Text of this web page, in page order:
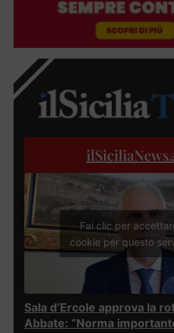
ilSiciliaNews
Fai clic per
cookie per questo
Sala d’Ercole approva la
Abbate: “Norma